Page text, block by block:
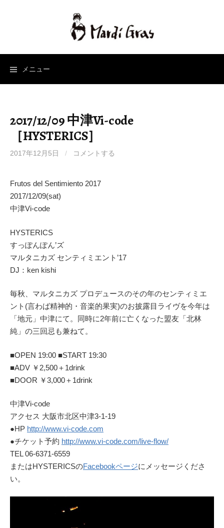
ツ
メニュー
2017/12/09 中津Vi-code
［HYSTERICS］
2017年12月5日 / コメントする
Frutos del Sentimiento 2017
2017/12/09(sat)
中津Vi-code
HYSTERICS
すっぽんぽん’ズ
マルタニカズ センティミエント’17
DJ：ken kishi
毎秋、マルタニカズ プロデュースのその年のセンティミエ
ント(言わば精神的・音楽的果実)のお披露目ライヴを今年は
「地元」中津にて。同時に2年前に亡くなった盟友「北林
純」の三回忌も兼ねて。
■OPEN 19:00 ■START 19:30
■ADV ￥2,500＋1drink
■DOOR ￥3,000＋1drink
中津Vi-code
アクセス 大阪市北区中津3-1-19
●HP http://www.vi-code.com
●チケット予約 http://www.vi-code.com/live-flow/
TEL 06-6371-6559
またはHYSTERICSのFacebookページにメッセージくださ
い。